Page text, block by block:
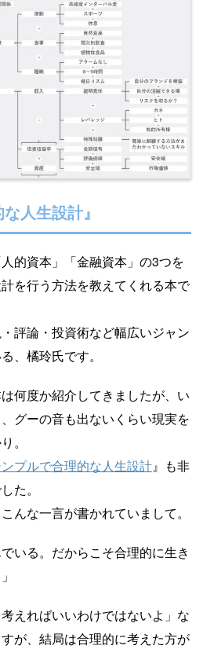
人生設計』
的資本」「金融資本」の3つを
を行う方法を教えてくれる本で
評論・投資術など幅広いジャン
、橘玲氏です。
何度か紹介してきましたが、い
グーの音も出ないくらい現実を
。
プルで合理的な人生設計』も非
た。
んな一言が書かれていまして。
いる。だからこそ合理的に生き
えればいいわけではないよ」な
が、結局は合理的に考えた方が